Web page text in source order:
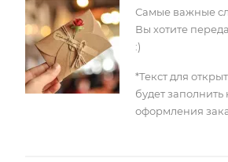
Самые важные
Вы хотите
:)
*Текст для
будет заполнить
оформления